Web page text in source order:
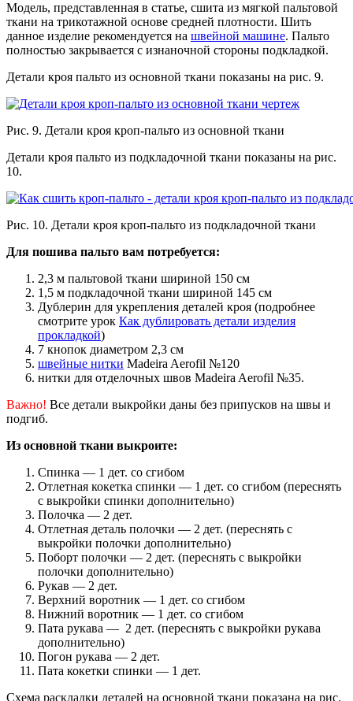
Модель, представленная в статье, сшита из мягкой пальтовой
ткани на трикотажной основе средней плотности. Шить
данное изделие рекомендуется на швейной машине. Пальто
полностью закрывается с изнаночной стороны подкладкой.
Детали кроя пальто из основной ткани показаны на рис. 9.
Рис. 9. Детали кроя кроп-пальто из основной ткани
Детали кроя пальто из подкладочной ткани показаны на рис.
10.
Рис. 10. Детали кроя кроп-пальто из подкладочной ткани
Для пошива пальто вам потребуется:
2,3 м пальтовой ткани шириной 150 см
1,5 м подкладочной ткани шириной 145 см
Дублерин для укрепления деталей кроя (подробнее
смотрите урок Как дублировать детали изделия
прокладкой)
7 кнопок диаметром 2,3 см
швейные нитки Madeira Aerofil №120
нитки для отделочных швов Madeira Aerofil №35.
Важно! Все детали выкройки даны без припусков на швы и
подгиб.
Из основной ткани выкроите:
Спинка — 1 дет. со сгибом
Отлетная кокетка спинки — 1 дет. со сгибом (переснять
с выкройки спинки дополнительно)
Полочка — 2 дет.
Отлетная деталь полочки — 2 дет. (переснять с
выкройки полочки дополнительно)
Поборт полочки — 2 дет. (переснять с выкройки
полочки дополнительно)
Рукав — 2 дет.
Верхний воротник — 1 дет. со сгибом
Нижний воротник — 1 дет. со сгибом
Пата рукава — 2 дет. (переснять с выкройки рукава
дополнительно)
Погон рукава — 2 дет.
Пата кокетки спинки — 1 дет.
Схема раскладки деталей на основной ткани показана на рис.